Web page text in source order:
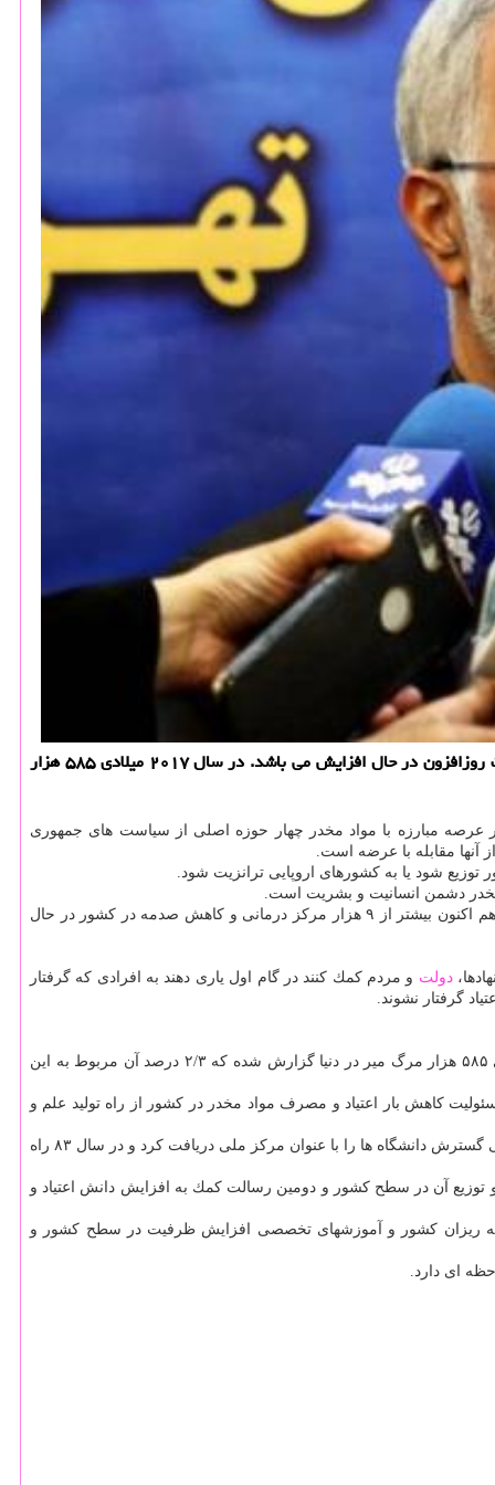
به گزارش خاتون یار دبیركل ستاد مبارزه با مواد مخدر اظهار داشت: برپایه گزارش جهانی مواد مخدر، اختلالات ناشی از مصرف مواد مخدر به صورت روزافزون در حال افزایش می باشد. در سال ۲۰۱۷ میلادی ۵۸۵ هزار
عرصه مبارزه با مواد مخدر چهار حوزه اصلی از سیاست های جمهوری
آنها مقابله با عرضه است.
شود یا به كشورهای اروپایی ترانزیت شود.
دبیركل ستاد مبارزه با مواد مخدر افزود: حوزه بعدی درمان است. معتقدیم آنهایی كه گرفتار شدند باید درمان شوند تا بتوانند به چرخه زندگی بازگردند. هم اكنون بیشتر از ۹ هزار مركز درمانی و كاهش صدمه در كشور در حال
دولت و مردم كمك كنند در گام اول یاری دهند به افرادی كه گرفتار
گرفتار نشوند.
وی افزود: برپایه گزارش جهانی مواد مخدر، اختلالات ناشی از مصرف مواد مخدر به صورت روزافزون در حال افزایش می باشد. در سال ۲۰۱۷ میلادی ۵۸۵ هزار مرگ میر در دنیا گزارش شده كه ۲/۳ درصد آن مربوط به این
كاهش بار اعتیاد و مصرف مواد مخدر در كشور از راه تولید علم و
وی بیان كرد: مركز ملی مطالعات اعتیاد در سال ۸۰ در جلسه اصلی ستاد مبارزه با مواد مخدر با حضور رئیس جمهور به تصویب رسید و مصوبه شورایعالی گسترش دانشگاه ها را با عنوان مركز ملی دریافت كرد و در سال ۸۳ راه
توزیع آن در سطح كشور و دومین رسالت كمك به افزایش دانش اعتیاد و
ریزان كشور و آموزشهای تخصصی افزایش ظرفیت در سطح كشور و
ای دارد.